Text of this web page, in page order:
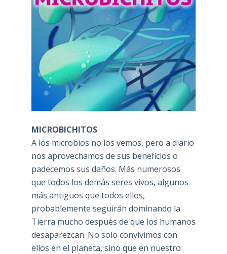
MICROBICHITOS
A los microbios no los vemos, pero a diario
nos aprovechamos de sus beneficios o
padecemos sus daños. Más numerosos
que todos los demás seres vivos, algunos
más antiguos que todos ellos,
probablemente seguirán dominando la
Tierra mucho después de que los humanos
desaparezcan. No solo convivimos con
ellos en el planeta, sino que en nuestro